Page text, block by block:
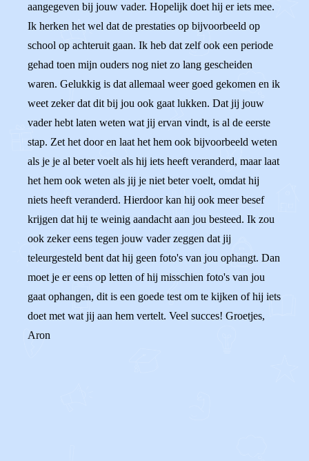
aangegeven bij jouw vader. Hopelijk doet hij er iets mee.
Ik herken het wel dat de prestaties op bijvoorbeeld op
school op achteruit gaan. Ik heb dat zelf ook een periode
gehad toen mijn ouders nog niet zo lang gescheiden
waren. Gelukkig is dat allemaal weer goed gekomen en ik
weet zeker dat dit bij jou ook gaat lukken. Dat jij jouw
vader hebt laten weten wat jij ervan vindt, is al de eerste
stap. Zet het door en laat het hem ook bijvoorbeeld weten
als je je al beter voelt als hij iets heeft veranderd, maar laat
het hem ook weten als jij je niet beter voelt, omdat hij
niets heeft veranderd. Hierdoor kan hij ook meer besef
krijgen dat hij te weinig aandacht aan jou besteed. Ik zou
ook zeker eens tegen jouw vader zeggen dat jij
teleurgesteld bent dat hij geen foto's van jou ophangt. Dan
moet je er eens op letten of hij misschien foto's van jou
gaat ophangen, dit is een goede test om te kijken of hij iets
doet met wat jij aan hem vertelt. Veel succes! Groetjes,
Aron